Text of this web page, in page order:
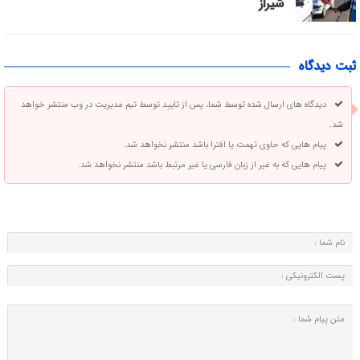
ثبت دیدگاه
دیدگاه های ارسال شده توسط شما، پس از تایید توسط تیم مدیریت در وب منتشر خواهد
شد.
پیام هایی که حاوی تهمت یا افترا باشد منتشر نخواهد شد.
پیام هایی که به غیر از زبان فارسی یا غیر مرتبط باشد منتشر نخواهد شد.